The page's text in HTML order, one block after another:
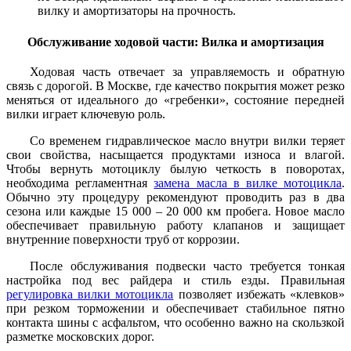
вилку и амортизаторы на прочность.
Обслуживание ходовой части: Вилка и амортизация
Ходовая часть отвечает за управляемость и обратную
связь с дорогой. В Москве, где качество покрытия может резко
меняться от идеального до «гребенки», состояние передней
вилки играет ключевую роль.
Со временем гидравлическое масло внутри вилки теряет
свои свойства, насыщается продуктами износа и влагой.
Чтобы вернуть мотоциклу былую четкость в поворотах,
необходима регламентнаязамена масла в вилке мотоцикла.
Обычно эту процедуру рекомендуют проводить раз в два
сезона или каждые 15 000 – 20 000 км пробега. Новое масло
обеспечивает правильную работу клапанов и защищает
внутренние поверхности труб от коррозии.
После обслуживания подвески часто требуется тонкая
настройка под вес райдера и стиль езды. Правильная
регулировка вилки мотоцикла позволяет избежать «клевков»
при резком торможении и обеспечивает стабильное пятно
контакта шины с асфальтом, что особенно важно на скользкой
разметке московских дорог.